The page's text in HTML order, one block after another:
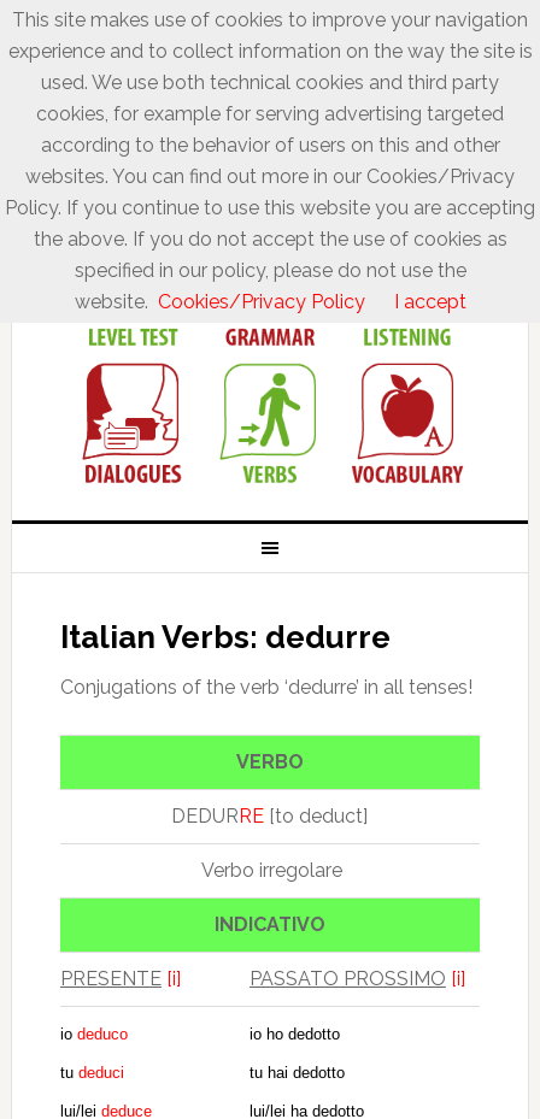
Italian Verbs: dedurre
Conjugations of the verb ‘dedurre’ in all tenses!
VERBO
DEDURRE [to deduct]
Verbo irregolare
INDICATIVO
PRESENTE [i] PASSATO PROSSIMO [i]
io deduco
tu deduci
lui/lei deduce
io ho dedotto
tu hai dedotto
lui/lei ha dedotto
This site makes use of cookies to improve your navigation
experience and to collect information on the way the site is
used. We use both technical cookies and third party
cookies, for example for serving advertising targeted
according to the behavior of users on this and other
websites. You can find out more in our Cookies/Privacy
Policy. If you continue to use this website you are accepting
the above. If you do not accept the use of cookies as
specified in our policy, please do not use the
website. Cookies/Privacy Policy I accept